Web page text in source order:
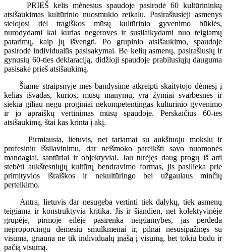
PRIEŠ kelis mėnesius spaudoje pasirodė 60 kultūrininkų
atsišaukimas kultūrinio nuosmukio reikalu. Pasirašiusieji asmenys
sielojosi dėl tragiškos mūsų kultūrinio gyvenimo būklės,
nurodydami kai kurias negeroves ir susilaikydami nuo teigiamų
patarimų, kaip jų išvengti. Po grupinio atsišaukimo, spaudoje
pasirodė individualūs pasisakymai. Be kelių asmenų, pasirašiusių ir
gynusių 60-ties deklaraciją, didžioji spaudoje prabilusiųjų dauguma
pasisakė prieš atsišaukimą.
Šiame straipsnyje mes bandysime atkreipti skaitytojo dėmesį į
kelias išvadas, kurios, mūsų manymu, yra žymiai svarbesnės ir
siekia giliau negu proginiai nekompetentingas kultūrinio gyvenimo
ir jo apraiškų vertinimas mūsų spaudoje. Perskaičius 60-ies
atsišaukimą, štai kas krinta į akį.
Pirmiausia, lietuvis, net tariamai su aukštuoju mokslu ir
profesiniu išsilavinimu, dar neišmoko pareikšti savo nuomonės
mandagiai, santūriai ir objektyviai. Jau turėjęs daug progų iš arti
stebėti aukštesniųjų kultūrų bendravimo formas, jis pasilieka prie
primityvios išraiškos ir nekultūringo bei užgaulaus minčių
perteikimo.
Antra, lietuvis dar nesugeba vertinti tiek dalykų, tiek asmenų
teigiama ir konstruktyvia kritika. Jis ir šiandien, net kolektyvinėje
grupėje, pirmoje eilėje pasirenka neigiamybes, jas perdeda
neproporcingu dėmesiu smulkmenai ir, pilnai nesusipažinęs su
visuma, griauna ne tik individualų įnašą į visumą, bet tokiu būdu ir
pačią visumą.